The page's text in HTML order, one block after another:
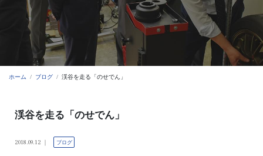
ホーム ブログ 渓谷を走る「のせでん」
渓谷を走る「のせでん」
2018.09.12 ブログ